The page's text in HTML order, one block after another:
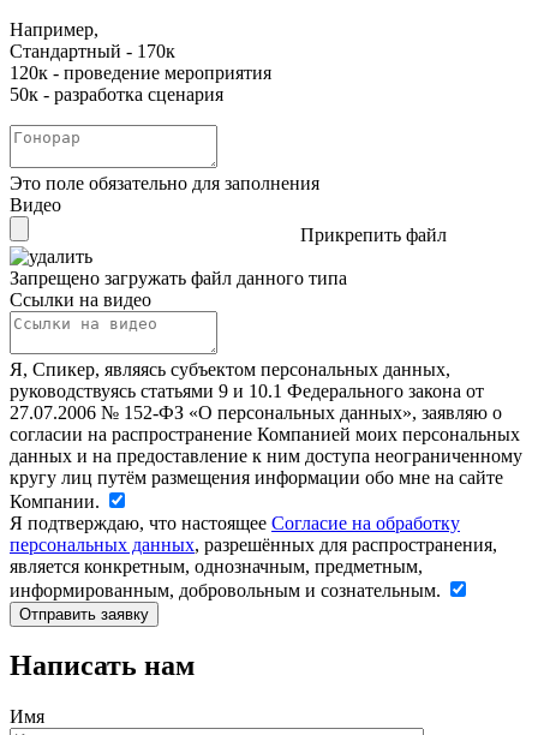
Например,
Стандартный - 170к
120к - проведение мероприятия
50к - разработка сценария
Это поле обязательно для заполнения
Видео
Прикрепить файл
Запрещено загружать файл данного типа
Ссылки на видео
Я, Спикер, являясь субъектом персональных данных,
руководствуясь статьями 9 и 10.1 Федерального закона от
27.07.2006 № 152-ФЗ «О персональных данных», заявляю о
согласии на распространение Компанией моих персональных
данных и на предоставление к ним доступа неограниченному
кругу лиц путём размещения информации обо мне на сайте
Компании.
Я подтверждаю, что настоящее Согласие на обработку
персональных данных, разрешённых для распространения,
является конкретным, однозначным, предметным,
информированным, добровольным и сознательным.
Написать нам
Имя